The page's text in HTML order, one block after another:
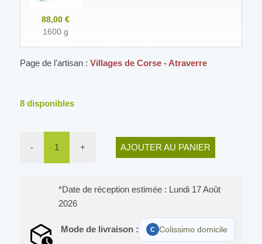
88,00 €
1600 g
Page de l'artisan : Villages de Corse - Atraverre
8 disponibles
- 1 + AJOUTER AU PANIER
*Date de réception estimée : Lundi 17 Août
2026
Mode de livraison : Colissimo domicile